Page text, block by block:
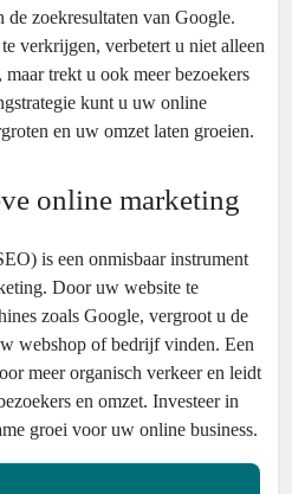
zoekresultaten van Google.
verkrijgen, verbetert u niet alleen
trekt u ook meer bezoekers
kunt u uw online
en uw omzet laten groeien.
online marketing
is een onmisbaar instrument
Door uw website te
zoals Google, vergroot u de
webshop of bedrijf vinden. Een
meer organisch verkeer en leidt
en omzet. Investeer in
groei voor uw online business.